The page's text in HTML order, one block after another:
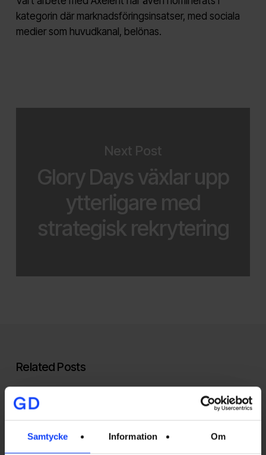
Samtycke Information Om
kategorin där marknadsföringsinsatser, med sociala
medier som huvudkanal, belönas.
Next Post
Glory Days växlar upp
ytterligare med
strategisk rekrytering
Related Posts
i
Swedish
Content